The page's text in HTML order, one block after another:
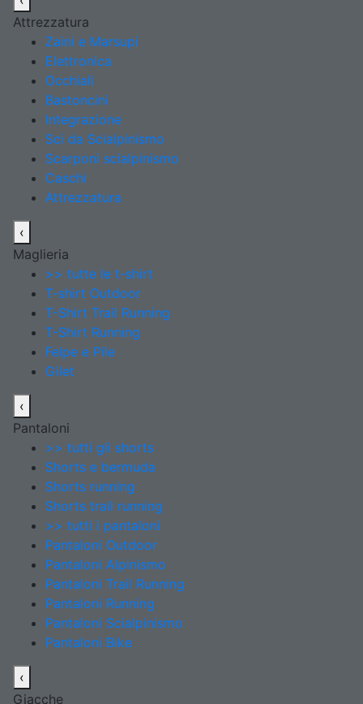
Attrezzatura
Zaini e Marsupi
Elettronica
Occhiali
Bastoncini
Integrazione
Sci da Scialpinismo
Scarponi scialpinismo
Caschi
Attrezzatura
‹
Maglieria
>> tutte le t-shirt
T-shirt Outdoor
T-Shirt Trail Running
T-Shirt Running
Felpe e Pile
Gilet
‹
Pantaloni
>> tutti gli shorts
Shorts e bermuda
Shorts running
Shorts trail running
>> tutti i pantaloni
Pantaloni Outdoor
Pantaloni Alpinismo
Pantaloni Trail Running
Pantaloni Running
Pantaloni Scialpinismo
Pantaloni Bike
‹
Giacche